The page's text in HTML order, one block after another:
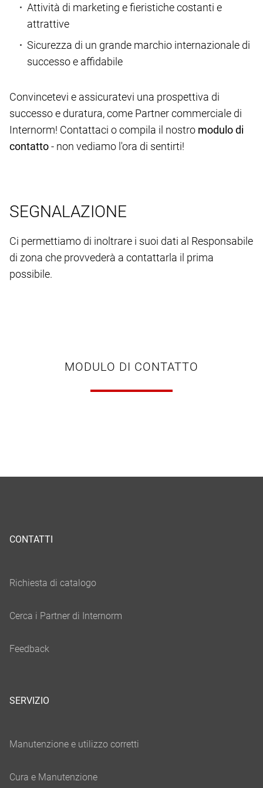
Attività di marketing e fieristiche costanti e
attrattive
Sicurezza di un grande marchio internazionale di
successo e affidabile
Convincetevi e assicuratevi una prospettiva di
successo e duratura, come Partner commerciale di
Internorm! Contattaci o compila il nostro modulo di
contatto- non vediamo l'ora di sentirti!
SEGNALAZIONE
Ci permettiamo di inoltrare i suoi dati al Responsabile
di zona che provvederà a contattarla il prima
possibile.
MODULO DI CONTATTO
CONTATTI
SERVIZIO